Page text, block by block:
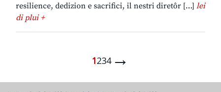
resilience, dedizion e sacrifici, il nestri diretôr […] lei
di plui +
1234 →